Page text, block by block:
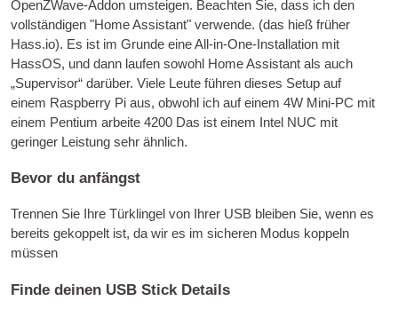
OpenZWave-Addon umsteigen. Beachten Sie, dass ich den
vollständigen "Home Assistant" verwende. (das hieß früher
Hass.io). Es ist im Grunde eine All-in-One-Installation mit
HassOS, und dann laufen sowohl Home Assistant als auch
„Supervisor“ darüber. Viele Leute führen dieses Setup auf
einem Raspberry Pi aus, obwohl ich auf einem 4W Mini-PC mit
einem Pentium arbeite 4200 Das ist einem Intel NUC mit
geringer Leistung sehr ähnlich.
Bevor du anfängst
Trennen Sie Ihre Türklingel von Ihrer USB bleiben Sie, wenn es
bereits gekoppelt ist, da wir es im sicheren Modus koppeln
müssen
Finde deinen USB Stick Details